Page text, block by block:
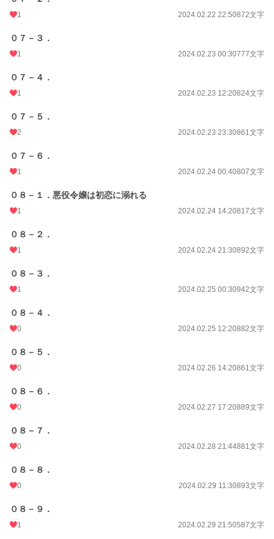
1 2024.02.22 22:50872文字
０７－３．
1 2024.02.23 00:30777文字
０７－４．
1 2024.02.23 12:20824文字
０７－５．
2 2024.02.23 23:30861文字
０７－６．
1 2024.02.24 00:40807文字
０８－１．悪役令嬢は初恋に溺れる
1 2024.02.24 14:20817文字
０８－２．
1 2024.02.24 21:30892文字
０８－３．
1 2024.02.25 00:30942文字
０８－４．
0 2024.02.25 12:20882文字
０８－５．
0 2024.02.26 14:20861文字
０８－６．
0 2024.02.27 17:20889文字
０８－７．
0 2024.02.28 21:44881文字
０８－８．
0 2024.02.29 11:30893文字
０８－９．
1 2024.02.29 21:50587文字